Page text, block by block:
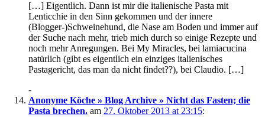
[…] Eigentlich. Dann ist mir die italienische Pasta mit
Lenticchie in den Sinn gekommen und der innere
(Blogger-)Schweinehund, die Nase am Boden und immer auf
der Suche nach mehr, trieb mich durch so einige Rezepte und
noch mehr Anregungen. Bei My Miracles, bei lamiacucina
natürlich (gibt es eigentlich ein einziges italienisches
Pastagericht, das man da nicht findet??), bei Claudio. […]
-
Anonyme Köche » Blog Archive » Nicht das Fasten; die
Pasta brechen. am 27. Oktober 2013 at 23:15: